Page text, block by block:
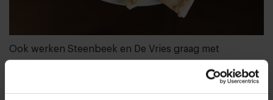
Ook werken Steenbeek en De Vries graag met
komen van een bedrijf dat werkt met mensen met